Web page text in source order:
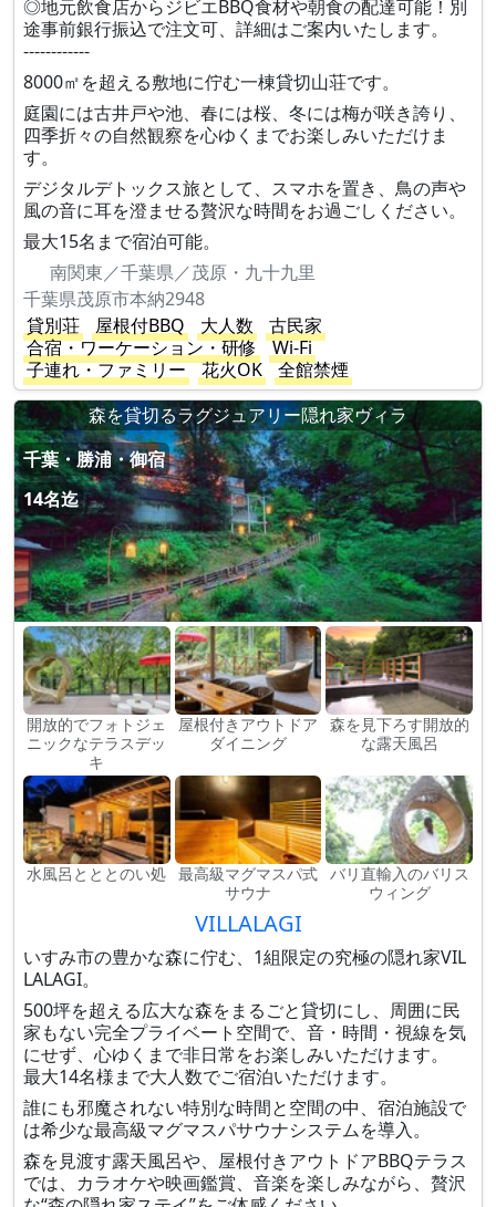
◎地元飲食店からジビエBBQ食材や朝食の配達可能！別
途事前銀行振込で注文可、詳細はご案内いたします。
------------
8000㎡を超える敷地に佇む一棟貸切山荘です。
庭園には古井戸や池、春には桜、冬には梅が咲き誇り、
四季折々の自然観察を心ゆくまでお楽しみいただけま
す。
デジタルデトックス旅として、スマホを置き、鳥の声や
風の音に耳を澄ませる贅沢な時間をお過ごしください。
最大15名まで宿泊可能。
南関東／千葉県／茂原・九十九里
千葉県茂原市本納2948
貸別荘
屋根付BBQ 大人数
古民家
合宿・ワーケーション・研修
Wi-Fi
子連れ・ファミリー
花火OK
全館禁煙
森を貸切るラグジュアリー隠れ家ヴィラ
千葉・勝浦・御宿
14名迄
開放的でフォトジェ
ニックなテラスデッ
キ
屋根付きアウトドア
ダイニング
森を見下ろす開放的
な露天風呂
水風呂とととのい処 最高級マグマスパ式
サウナ
バリ直輸入のバリス
ウィング
VILLALAGI
いすみ市の豊かな森に佇む、1組限定の究極の隠れ家VIL
LALAGI。
500坪を超える広大な森をまるごと貸切にし、周囲に民
家もない完全プライベート空間で、音・時間・視線を気
にせず、心ゆくまで非日常をお楽しみいただけます。
最大14名様まで大人数でご宿泊いただけます。
誰にも邪魔されない特別な時間と空間の中、宿泊施設で
は希少な最高級マグマスパサウナシステムを導入。
森を見渡す露天風呂や、屋根付きアウトドアBBQテラス
では、カラオケや映画鑑賞、音楽を楽しみながら、贅沢